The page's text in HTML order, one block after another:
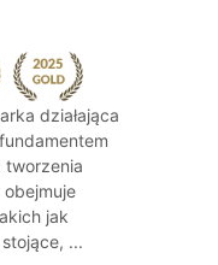
działająca
tworzenia
jak
...